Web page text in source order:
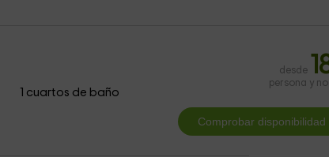
1 cuartos de baño
desde
persona y